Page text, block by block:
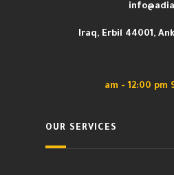
Iraq, Erbil 44001,
OUR SERVICES